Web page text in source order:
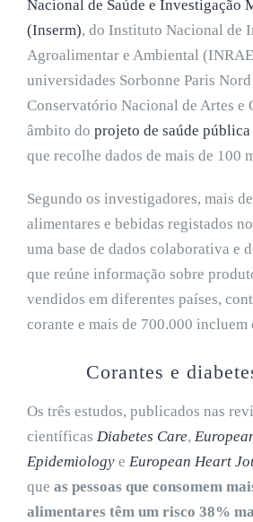
Nacional de Saúde e Investigação
(Inserm), do Instituto Nacional de
Agroalimentar e Ambiental
universidades Sorbonne Paris
Conservatório Nacional de Artes e
âmbito do projeto de saúde
que recolhe dados de mais de 100
Segundo os investigadores, mais
alimentares e bebidas registados no
uma base de dados colaborativa e
que reúne informação sobre
vendidos em diferentes países,
corante e mais de 700.000 incluem
Corantes e
Os três estudos, publicados nas
científicas Diabetes Care,
Epidemiology e European Heart
que as pessoas que consomem
alimentares têm um risco 38%